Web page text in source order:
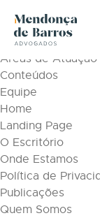
Páginas
Áreas de Atuação
Conteúdos
Equipe
Home
Landing Page
O Escritório
Onde Estamos
Política de
Publicações
Quem Somos